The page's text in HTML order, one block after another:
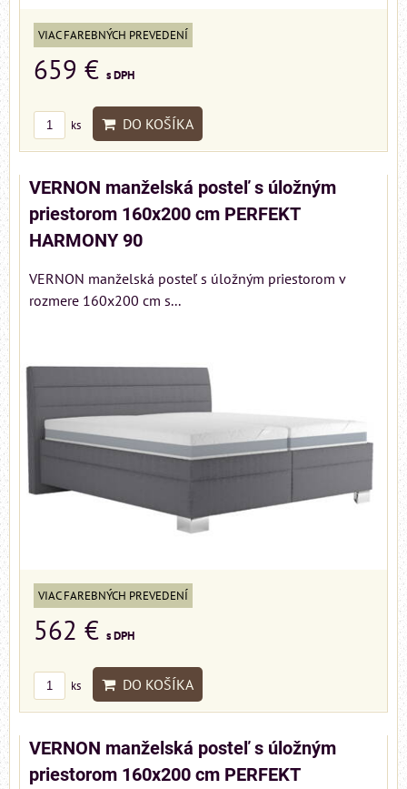
VIAC FAREBNÝCH PREVEDENÍ
659 € s DPH
ks DO KOŠÍKA
VERNON manželská posteľ s úložným
priestorom 160x200 cm PERFEKT
HARMONY 90
VERNON manželská posteľ s úložným priestorom v
rozmere 160x200 cm s...
VIAC FAREBNÝCH PREVEDENÍ
562 € s DPH
ks DO KOŠÍKA
VERNON manželská posteľ s úložným
priestorom 160x200 cm PERFEKT